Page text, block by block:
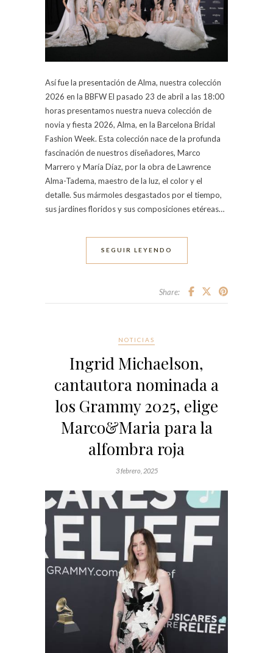
Así fue la presentación de Alma, nuestra colección
2026 en la BBFW El pasado 23 de abril a las 18:00
horas presentamos nuestra nueva colección de
novia y fiesta 2026, Alma, en la Barcelona Bridal
Fashion Week. Esta colección nace de la profunda
fascinación de nuestros diseñadores, Marco
Marrero y María Díaz, por la obra de Lawrence
Alma-Tadema, maestro de la luz, el color y el
detalle. Sus mármoles desgastados por el tiempo,
sus jardines floridos y sus composiciones etéreas…
SEGUIR LEYENDO
Share:
NOTICIAS
Ingrid Michaelson,
cantautora nominada a
los Grammy 2025, elige
Marco&Maria para la
alfombra roja
3 febrero, 2025